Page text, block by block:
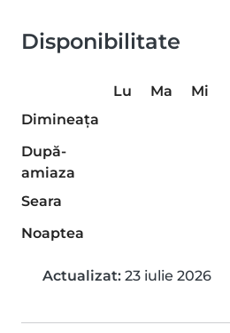
Disponibilitate
Lu Ma Mi
Dimineaţa
După-
amiaza
Seara
Noaptea
Actualizat: 23 iulie 2026